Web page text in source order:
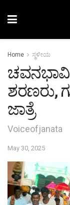
Home ಸ್ಥಳೀಯ
ಚವನಭಾವಿ
ಶರಣರು,
ಜಾತ್ರೆ
Voiceofjanata
May 30, 2025